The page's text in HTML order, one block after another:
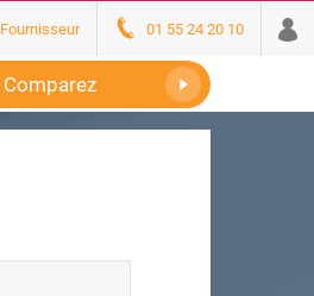
01 55 24 20 10
Comparez